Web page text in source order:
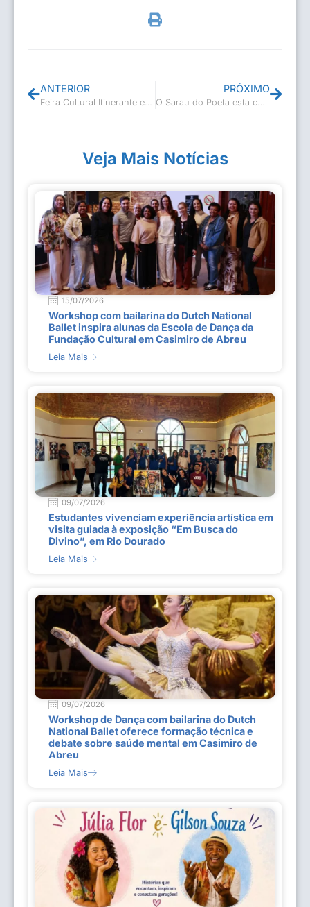
ANTERIOR
Feira Cultural Itinerante em Boa Esperança
PRÓXIMO
O Sarau do Poeta esta chegando!
Veja Mais Notícias
15/07/2026
Workshop com bailarina do Dutch National
Ballet inspira alunas da Escola de Dança da
Fundação Cultural em Casimiro de Abreu
Leia Mais
09/07/2026
Estudantes vivenciam experiência artística em
visita guiada à exposição “Em Busca do
Divino”, em Rio Dourado
Leia Mais
09/07/2026
Workshop de Dança com bailarina do Dutch
National Ballet oferece formação técnica e
debate sobre saúde mental em Casimiro de
Abreu
Leia Mais